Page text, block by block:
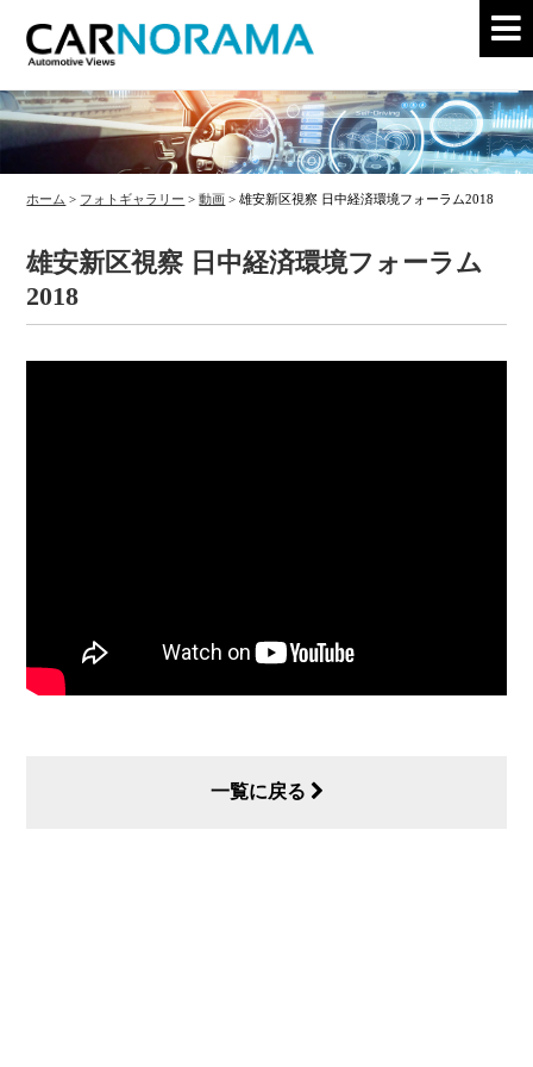
ホーム > フォトギャラリー >動画 >雄安新区視察 日中経済環境フォーラム2018
雄安新区視察 日中経済環境フォーラム
2018
一覧に戻る